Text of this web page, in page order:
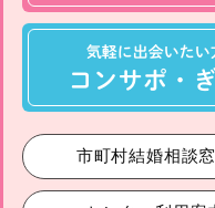
市町村結婚相談